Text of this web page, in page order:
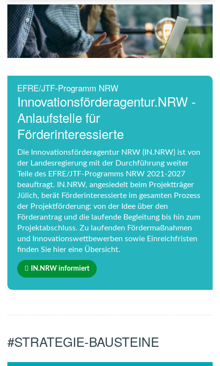
EFRE/JTF-Programm NRW
Innovationsförderagentur.NRW -
Anlaufstelle für
Förderinteressierte
Die Innovationsförderagentur NRW (IN.NRW) ist von
der Landesregierung mit der Durchführung weiter
Teile des EFRE/JTF-Programms NRW 2021-2027
beauftragt. IN.NRW, angesiedelt beim Projektträger
Jülich, berät Förderinteressierte im gesamten Prozess
der Projektförderung: von der Idee über den
Förderantrag und die laufende Begleitung bis hin zum
Projektabschluss. Zu laufenden Fördermaßnahmen
und Innovationswettbewerben sowie Einreichfristen
finden Sie hier eine Übersicht.
IN.NRW informiert
#STRATEGIE-BAUSTEINE